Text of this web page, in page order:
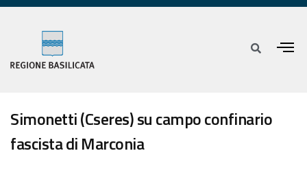
Simonetti (Cseres) su campo confinario
fascista di Marconia